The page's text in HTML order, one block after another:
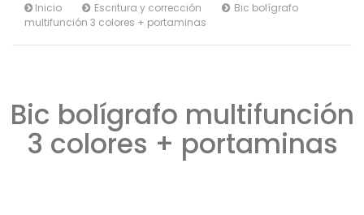
Inicio Escritura y corrección
Bic bolígrafo
multifunción 3 colores + portaminas
Bic bolígrafo multifunción
3 colores + portaminas